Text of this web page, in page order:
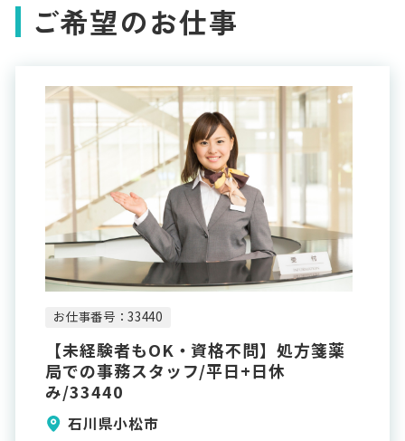
ご希望のお仕事
お仕事番号：33440
【未経験者もOK・資格不問】処方箋薬
局での事務スタッフ/平日+日休
み/33440
石川県小松市